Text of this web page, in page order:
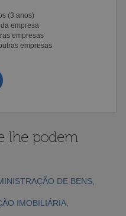
(3 anos)
empresa
empresas
empresas
lhe podem
DE BENS,
IMOBILIÁRIA,